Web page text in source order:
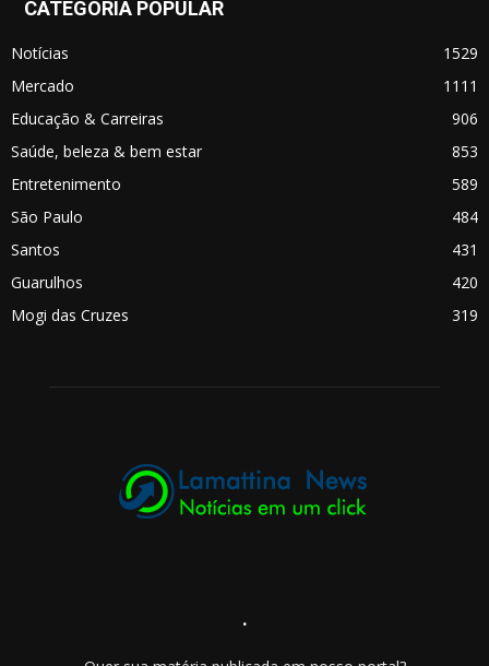
CATEGORIA POPULAR
Notícias
1529
Mercado
1111
Educação & Carreiras
906
Saúde, beleza & bem estar
853
Entretenimento
589
São Paulo
484
Santos
431
Guarulhos
420
Mogi das Cruzes
319
.